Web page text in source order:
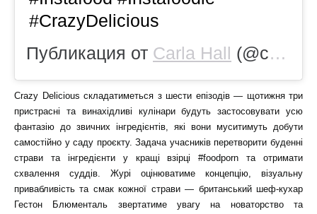
#CrazyDelicious
Публикация от Carla Hall (@carlaphall)
Crazy Delicious складатиметься з шести епізодів — щотижня три
пристрасні та винахідливі кулінари будуть застосовувати усю
фантазію до звичних інгредієнтів, які вони муситимуть добути
самостійно у саду проєкту. Задача учасників перетворити буденні
страви та інгредієнти у кращі взірці #foodporn та отримати
схвалення суддів. Журі оцінюватиме концепцію, візуальну
привабливість та смак кожної страви — британський шеф-кухар
Гестон Блюменталь звертатиме увагу на новаторство та